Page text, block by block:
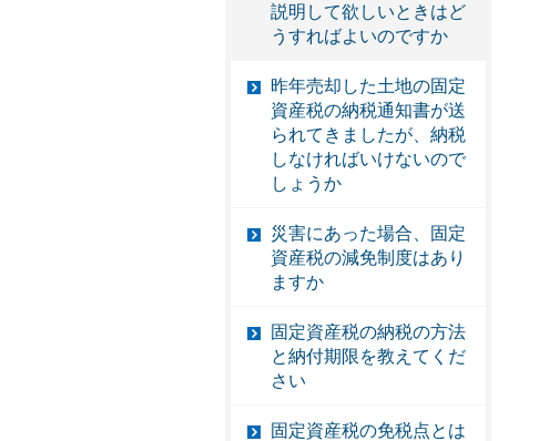
説明して欲しいときはど
うすればよいのですか
昨年売却した土地の固定
資産税の納税通知書が送
られてきましたが、納税
しなければいけないので
しょうか
災害にあった場合、固定
資産税の減免制度はあり
ますか
固定資産税の納税の方法
と納付期限を教えてくだ
さい
固定資産税の免税点とは